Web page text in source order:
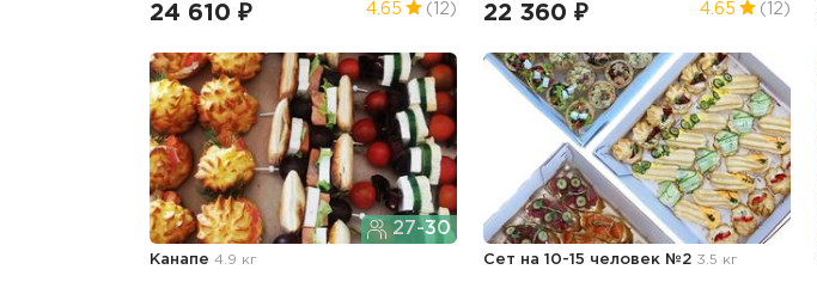
24 610 ₽ 4.65 (12) 22 360 ₽ 4.65 (12)
27-30
Канапе4.9 кг Сет на 10-15 человек №2 3.5 кг